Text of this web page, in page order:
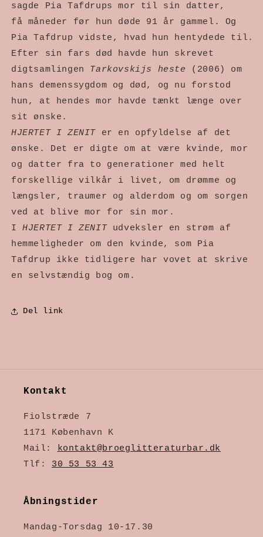
sagde Pia Tafdrups mor til sin datter,
få måneder før hun døde 91 år gammel. Og
Pia Tafdrup vidste, hvad hun hentydede til.
Efter sin fars død havde hun skrevet
digtsamlingen Tarkovskijs heste (2006) om
hans demenssygdom og død, og nu forstod
hun, at hendes mor havde tænkt længe over
sit ønske.
HJERTET I ZENIT er en opfyldelse af det
ønske. Det er digte om at være kvinde, mor
og datter fra to generationer med helt
forskellige vilkår i livet, om drømme og
længsler, traumer og alderdom og om sorgen
ved at blive mor for sin mor.
IHJERTET I ZENITudveksler en strøm af
hemmeligheder om den kvinde, som Pia
Tafdrup ikke tidligere har vovet at skrive
en selvstændig bog om.
Del link
Kontakt
Fiolstræde 7
1171 København K
Mail: kontakt@broeglitteraturbar.dk
Tlf: 30 53 53 43
Åbningstider
Mandag-Torsdag 10-17.30